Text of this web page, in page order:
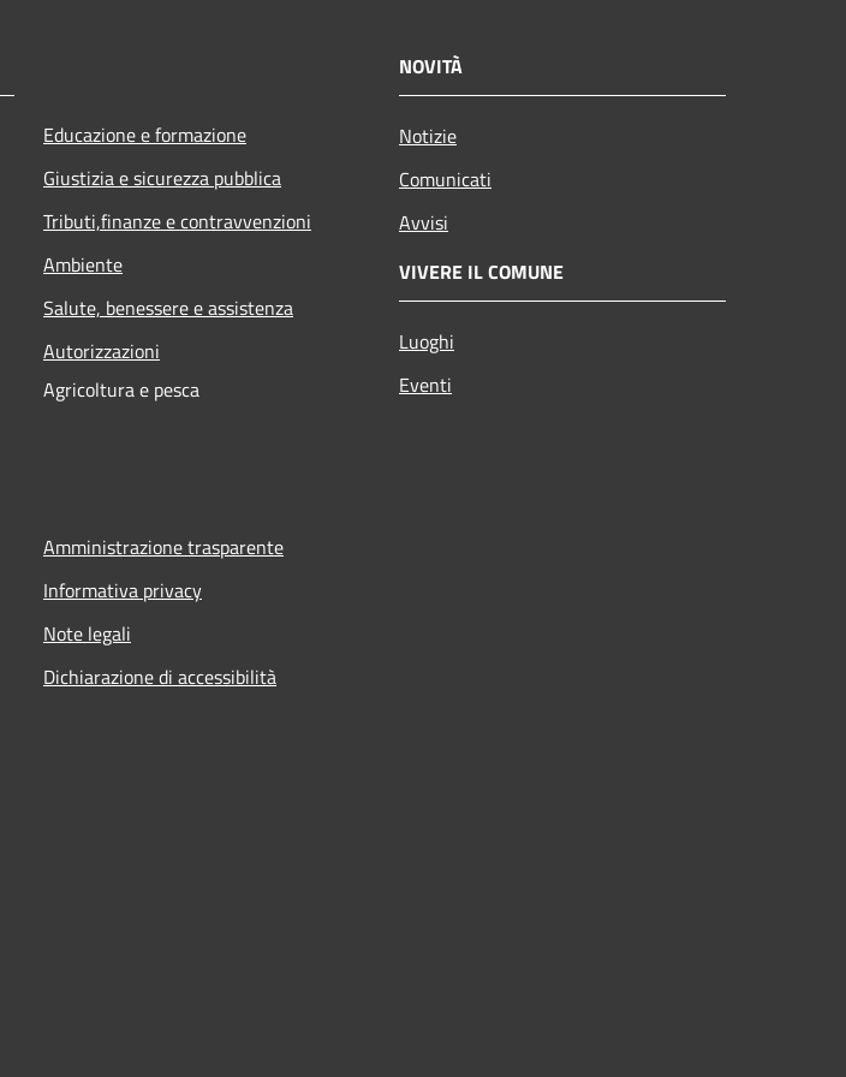
Educazione e formazione
Giustizia e sicurezza pubblica
Tributi,finanze e contravvenzioni
Ambiente
Salute, benessere e assistenza
Autorizzazioni
Agricoltura e pesca
NOVITÀ
Notizie
Comunicati
Avvisi
VIVERE IL COMUNE
Luoghi
Eventi
Amministrazione trasparente
Informativa privacy
Note legali
Dichiarazione di accessibilità